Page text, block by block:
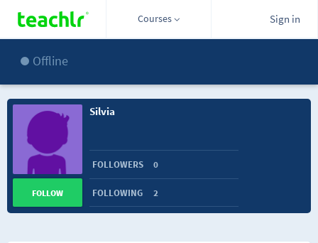
Courses Sign in
Offline
Silvia
FOLLOWERS 0
FOLLOWING 2
FOLLOW